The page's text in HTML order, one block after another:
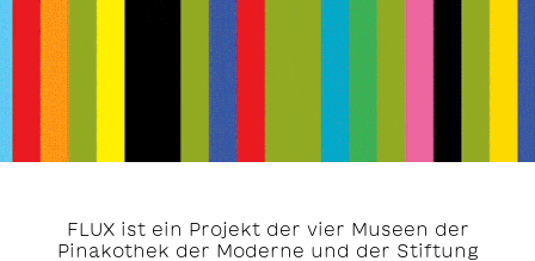
FLUX ist ein Projekt der vier Museen der
Pinakothek der Moderne und der Stiftung